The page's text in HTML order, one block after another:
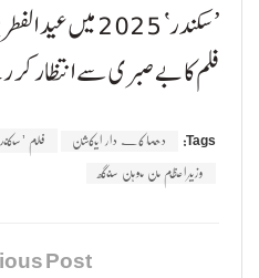
’سکندر‘ 2025
فلم کا بے صبری سے انتظار
Tags: دھماکے دار ایکشن فلم
وزیراعظم من موہن سنگھ
Post